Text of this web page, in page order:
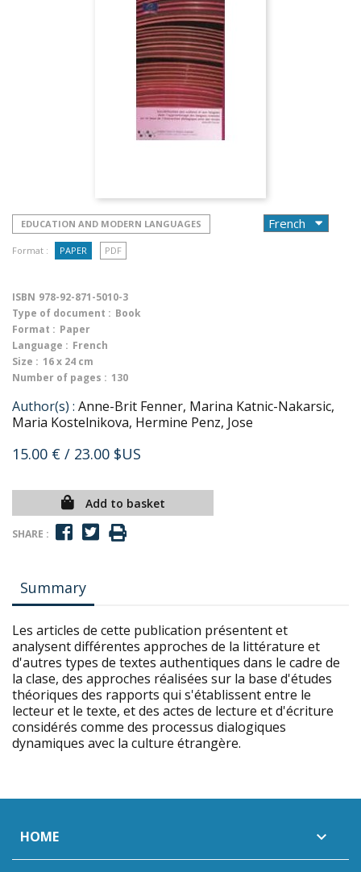
EDUCATION AND MODERN LANGUAGES
Format : PAPER PDF
ISBN 978-92-871-5010-3
Type of document : Book
Format : Paper
Language : French
Size : 16 x 24 cm
Number of pages : 130
Author(s) : Anne-Brit Fenner, Marina Katnic-Nakarsic,
Maria Kostelnikova, Hermine Penz, Jose
15.00 € / 23.00 $US
Add to basket
SHARE :
Summary
Les articles de cette publication présentent et
analysent différentes approches de la littérature et
d'autres types de textes authentiques dans le cadre de
la clase, des approches réalisées sur la base d'études
théoriques des rapports qui s'établissent entre le
lecteur et le texte, et des actes de lecture et d'écriture
considérés comme des processus dialogiques
dynamiques avec la culture étrangère.
HOME 